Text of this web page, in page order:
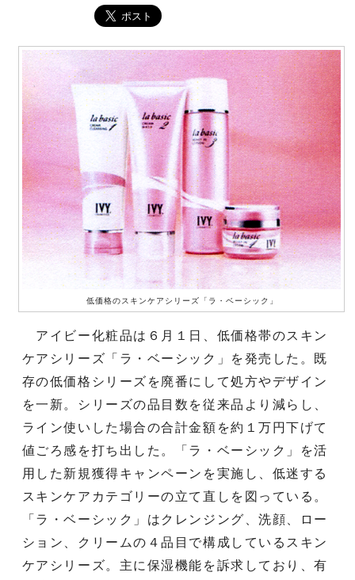
低価格のスキンケアシリーズ「ラ・ベーシック」
アイビー化粧品は６月１日、低価格帯のスキン
ケアシリーズ「ラ・ベーシック」を発売した。既
存の低価格シリーズを廃番にして処方やデザイン
を一新。シリーズの品目数を従来品より減らし、
ライン使いした場合の合計金額を約１万円下げて
値ごろ感を打ち出した。「ラ・ベーシック」を活
用した新規獲得キャンペーンを実施し、低迷する
スキンケアカテゴリーの立て直しを図っている。
「ラ・ベーシック」はクレンジング、洗顔、ロー
ション、クリームの４品目で構成しているスキン
ケアシリーズ。主に保湿機能を訴求しており、有